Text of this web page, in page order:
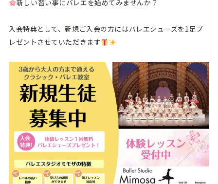
新しい習い事にバレエを始めてみませんか？
入会特典として、新規ご入会の方にはバレエシューズを1足プ
レゼントさせていただきます